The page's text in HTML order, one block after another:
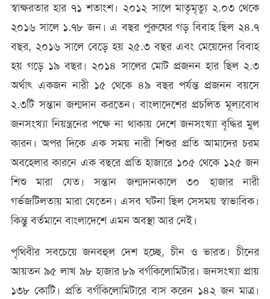
স্বাক্ষরতার হার ৭১ শতাংশ। ২০১২ সালে মাতৃমৃত্যু ২.০৩ থেকে
২০১৬ সালে ১.৭৮ জন। এ বছর পুরুষের গড় বিবাহ ছিল ২৪.৭
বছর, ২০১৬ সালে বেড়ে হয় ২৫.৩ বছর এবং মেয়েদের বিবাহ
হয় গড়ে ১৯ বছর। ২০১৪ সালের মোট প্রজনন হার ছিল ২.৩
অর্থাৎ একজন নারী ১৫ থেকে ৪৯ বছর পর্যন্ত প্রজনন বয়সে
২.৩টি সন্তান জন্মদান করতেন। বাংলাদেশের প্রচলিত মূল্যবোধ
জনসংখ্যা নিয়ন্ত্রনের পক্ষে না থাকায় দেশে জনসংখ্যা বৃদ্ধির মুল
কারন। অপর দিকে এক সময় নারী শিশুর প্রতি আমাদের চরম
অবহেলার কারনে এক বছরে প্রতি হাজারে ১০৫ থেকে ১২৫ জন
শিশু মারা যেত। সন্তান জন্মদানকালে ৩০ হাজার নারী
গর্ভজটিলতায় মারা যেতেন। এসব ঘটনা ছিল সেসময় স্বাভাবিক।
কিন্তু বর্তমানে বাংলাদেশে এমন অবস্থা আর নেই।
পৃথিবীর সবচেয়ে জনবহুল দেশ হচ্ছে, চীন ও ভারত। চীনের
আয়তন ৯৫ লাখ ৯৮ হাজার ৮৯ বর্গকিলোমিটার। জনসংখ্যা প্রায়
১৩৮ কোটি। প্রতি বর্গকিলোমিটারে বাস করেন ১৪২ জন মাত্র।